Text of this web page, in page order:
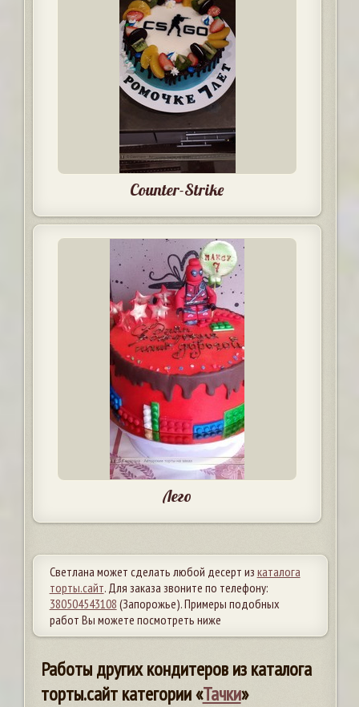
Counter-Strike
Лего
Светлана может сделать любой десерт из каталога
торты.сайт. Для заказа звоните по телефону:
380504543108 (Запорожье). Примеры подобных
работ Вы можете посмотреть ниже
Работы других кондитеров из каталога
торты.сайт категории «Тачки»